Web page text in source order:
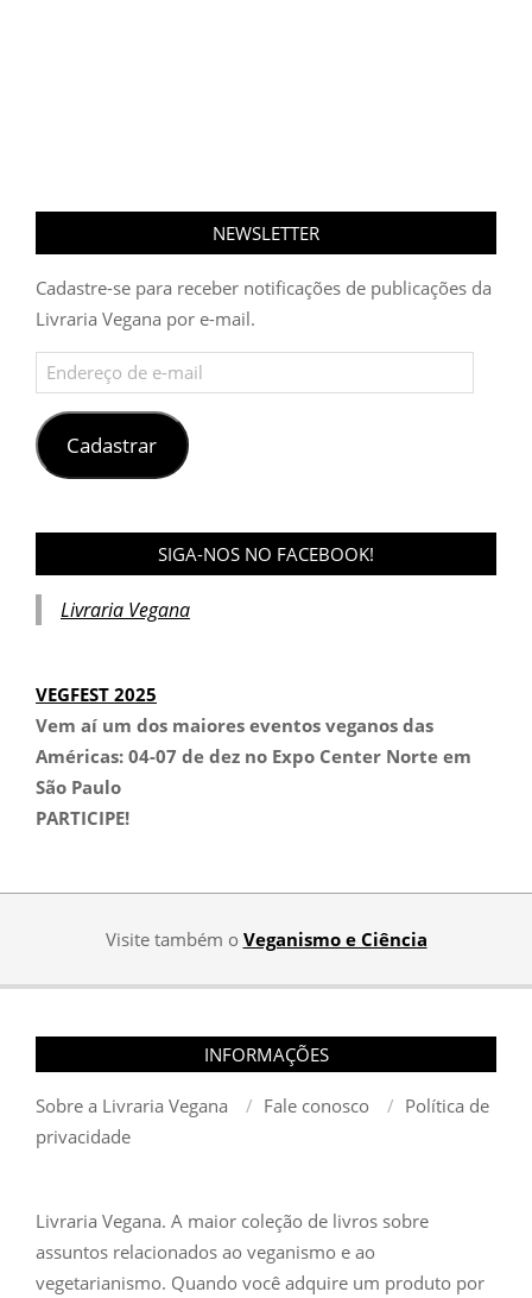
NEWSLETTER
Cadastre-se para receber notificações de publicações da
Livraria Vegana por e-mail.
Endereço
de
e-
mailCadastrar
SIGA-NOS NO FACEBOOK!
Livraria Vegana
VEGFEST 2025
Vem aí um dos maiores eventos veganos das
Américas: 04-07 de dez no Expo Center Norte em
São Paulo
PARTICIPE!
Visite também o Veganismo e Ciência
INFORMAÇÕES
Sobre a Livraria Vegana Fale conosco
Política de
privacidade
Livraria Vegana. A maior coleção de livros sobre
assuntos relacionados ao veganismo e ao
vegetarianismo. Quando você adquire um produto por